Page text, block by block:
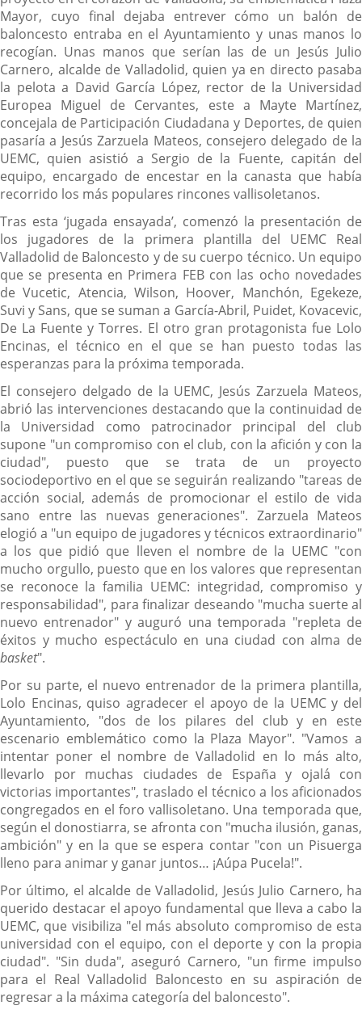
Mayor, cuyo final dejaba entrever cómo un balón de
baloncesto entraba en el Ayuntamiento y unas manos lo
recogían. Unas manos que serían las de un Jesús Julio
Carnero, alcalde de Valladolid, quien ya en directo pasaba
la pelota a David García López, rector de la Universidad
Europea Miguel de Cervantes, este a Mayte Martínez,
concejala de Participación Ciudadana y Deportes, de quien
pasaría a Jesús Zarzuela Mateos, consejero delegado de la
UEMC, quien asistió a Sergio de la Fuente, capitán del
equipo, encargado de encestar en la canasta que había
recorrido los más populares rincones vallisoletanos.
Tras esta ‘jugada ensayada’, comenzó la presentación de
los jugadores de la primera plantilla del UEMC Real
Valladolid de Baloncesto y de su cuerpo técnico. Un equipo
que se presenta en Primera FEB con las ocho novedades
de Vucetic, Atencia, Wilson, Hoover, Manchón, Egekeze,
Suvi y Sans, que se suman a García-Abril, Puidet, Kovacevic,
De La Fuente y Torres. El otro gran protagonista fue Lolo
Encinas, el técnico en el que se han puesto todas las
esperanzas para la próxima temporada.
El consejero delgado de la UEMC, Jesús Zarzuela Mateos,
abrió las intervenciones destacando que la continuidad de
la Universidad como patrocinador principal del club
supone "un compromiso con el club, con la afición y con la
ciudad", puesto que se trata de un proyecto
sociodeportivo en el que se seguirán realizando "tareas de
acción social, además de promocionar el estilo de vida
sano entre las nuevas generaciones". Zarzuela Mateos
elogió a "un equipo de jugadores y técnicos extraordinario"
a los que pidió que lleven el nombre de la UEMC "con
mucho orgullo, puesto que en los valores que representan
se reconoce la familia UEMC: integridad, compromiso y
responsabilidad", para finalizar deseando "mucha suerte al
nuevo entrenador" y auguró una temporada "repleta de
éxitos y mucho espectáculo en una ciudad con alma de
basket".
Por su parte, el nuevo entrenador de la primera plantilla,
Lolo Encinas, quiso agradecer el apoyo de la UEMC y del
Ayuntamiento, "dos de los pilares del club y en este
escenario emblemático como la Plaza Mayor". "Vamos a
intentar poner el nombre de Valladolid en lo más alto,
llevarlo por muchas ciudades de España y ojalá con
victorias importantes", traslado el técnico a los aficionados
congregados en el foro vallisoletano. Una temporada que,
según el donostiarra, se afronta con "mucha ilusión, ganas,
ambición" y en la que se espera contar "con un Pisuerga
lleno para animar y ganar juntos… ¡Aúpa Pucela!".
Por último, el alcalde de Valladolid, Jesús Julio Carnero, ha
querido destacar el apoyo fundamental que lleva a cabo la
UEMC, que visibiliza "el más absoluto compromiso de esta
universidad con el equipo, con el deporte y con la propia
ciudad". "Sin duda", aseguró Carnero, "un firme impulso
para el Real Valladolid Baloncesto en su aspiración de
regresar a la máxima categoría del baloncesto".